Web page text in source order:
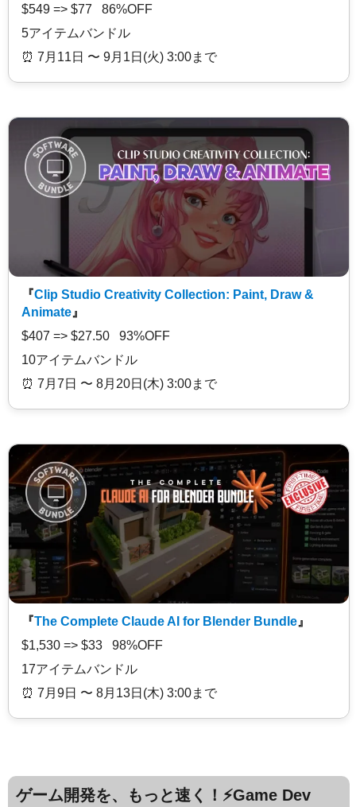
$549 => $77 86%OFF
5アイテムバンドル
⏰️ 7月11日 〜 9月1日(火) 3:00まで
『Clip Studio Creativity Collection: Paint, Draw &
Animate 』
$407 => $27.50 93%OFF
10アイテムバンドル
⏰️ 7月7日 〜 8月20日(木) 3:00まで
『The Complete Claude AI for Blender Bundle 』
$1,530 => $33 98%OFF
17アイテムバンドル
⏰️ 7月9日 〜 8月13日(木) 3:00まで
ゲーム開発を、もっと速く！⚡️Game Dev